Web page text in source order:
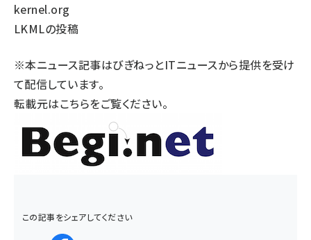
kernel.org
LKMLの投稿
※本ニュース記事はびぎねっとITニュースから提供を受け
て配信しています。
転載元はこちらをご覧ください。
この記事をシェアしてください